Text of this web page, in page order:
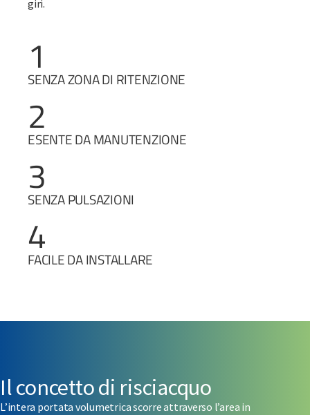
giri.
SENZA ZONA DI RITENZIONE
1
ESENTE DA MANUTENZIONE
2
SENZA PULSAZIONI
3
FACILE DA INSTALLARE
4
Il concetto di risciacquo
L’intera portata volumetrica scorre attraverso l’area in